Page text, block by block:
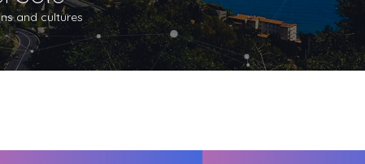
and cultures